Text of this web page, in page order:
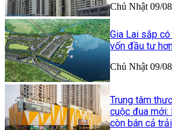
Chủ Nhật 09/
Gia Lai sắp
vốn đầu tư
Chủ Nhật 09/
Trung tâm
cuộc đua mới:
còn bán cả